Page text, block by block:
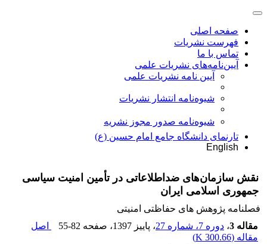
صفحه اصلی
فهرست نشریات
تماس با ما
آیین‌نامه‌های نشریات علمی
آیین نامه نشریات علمی
شیوه‌نامه انتشار نشریات
شیوهنامه صدور مجوز نشریه
تارنمای دانشگاه جامع امام حسین (ع)
English
نقش سازمان‌های ضداطلاعاتی در تأمین امنیت سیاسی
جمهوری اسلامی ایران
فصلنامه پژوهش های حفاظتی امنیتی
مقاله 3
، دوره 7، شماره 27 ، پاییز 1397 ، صفحه 55-82
اصل
مقاله (300.66 K
)